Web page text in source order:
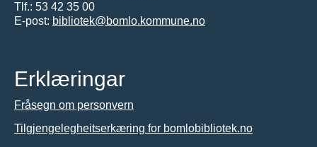
Tlf.: 53 42 35 00
E-post: bibliotek@bomlo.kommune.no
Erklæringar
Fråsegn om personvern
Tilgjengelegheitserkæring for bomlobibliotek.no